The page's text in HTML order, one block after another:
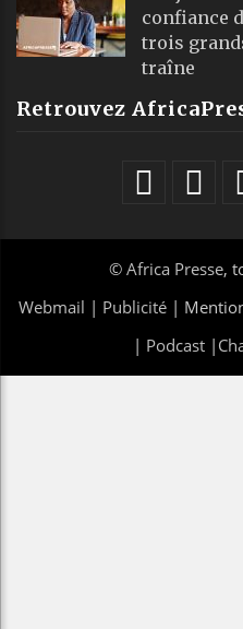
confiance
trois
traîne
Retrouvez
© Africa Presse,
Webmail | Publicité |
| Podcast|